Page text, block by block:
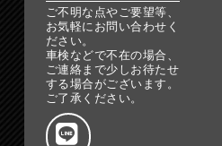
ご不明な点やご要望等、
お気軽にお問い合わせく
ださい。
車検などで不在の場合、
ご連絡まで少しお待たせ
する場合がございます。
ご了承ください。